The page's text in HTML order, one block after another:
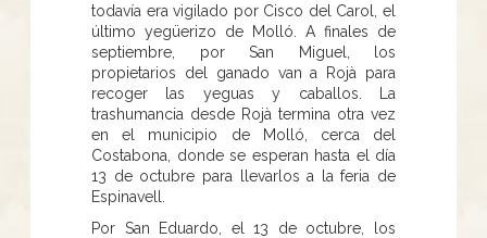
todavía era vigilado por Cisco del Carol, el
último yegüerizo de Molló. A finales de
septiembre, por San Miguel, los
propietarios del ganado van a Rojà para
recoger las yeguas y caballos. La
trashumancia desde Rojà termina otra vez
en el municipio de Molló, cerca del
Costabona, donde se esperan hasta el día
13 de octubre para llevarlos a la feria de
Espinavell.
Por San Eduardo, el 13 de octubre, los